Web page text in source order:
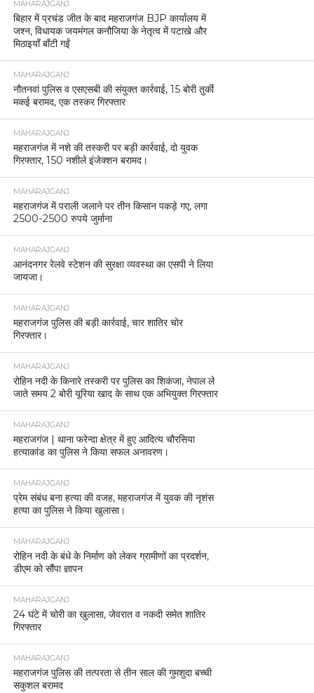
MAHARAJGANJ
बिहार में प्रचंड जीत के बाद महराजगंज BJP कार्यालय में
जश्न, विधायक जयमंगल कनौजिया के नेतृत्व में पटाखे और
मिठाइयाँ बाँटी गईं
MAHARAJGANJ
नौतनवां पुलिस व एसएसबी की संयुक्त कार्रवाई, 15 बोरी तुर्की
मकई बरामद, एक तस्कर गिरफ्तार
MAHARAJGANJ
महराजगंज में नशे की तस्करी पर बड़ी कार्रवाई, दो युवक
गिरफ्तार, 150 नशीले इंजेक्शन बरामद।
MAHARAJGANJ
महराजगंज में पराली जलाने पर तीन किसान पकड़े गए, लगा
2500-2500 रुपये जुर्माना
MAHARAJGANJ
आनंदनगर रेलवे स्टेशन की सुरक्षा व्यवस्था का एसपी ने लिया
जायजा।
MAHARAJGANJ
महराजगंज पुलिस की बड़ी कार्रवाई, चार शातिर चोर
गिरफ्तार।
MAHARAJGANJ
रोहिन नदी के किनारे तस्करी पर पुलिस का शिकंजा, नेपाल ले
जाते समय 2 बोरी यूरिया खाद के साथ एक अभियुक्त गिरफ्तार
MAHARAJGANJ
महराजगंज | थाना फरेन्दा क्षेत्र में हुए आदित्य चौरसिया
हत्याकांड का पुलिस ने किया सफल अनावरण।
MAHARAJGANJ
प्रेम संबंध बना हत्या की वजह, महराजगंज में युवक की नृशंस
हत्या का पुलिस ने किया खुलासा।
MAHARAJGANJ
रोहिन नदी के बंधे के निर्माण को लेकर ग्रामीणों का प्रदर्शन,
डीएम को सौंपा ज्ञापन
MAHARAJGANJ
24 घंटे में चोरी का खुलासा, जेवरात व नकदी समेत शातिर
गिरफ्तार
MAHARAJGANJ
महराजगंज पुलिस की तत्परता से तीन साल की गुमशुदा बच्ची
सकुशल बरामद